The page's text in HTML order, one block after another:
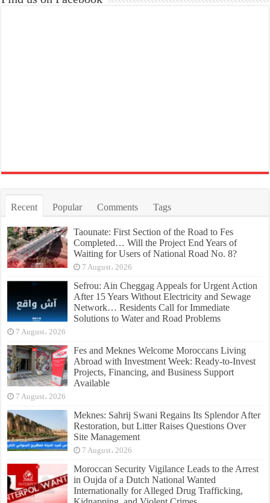
Recent Popular Comments Tags
Taounate: First Section of the Road to Fes
Completed… Will the Project End Years of
Waiting for Users of National Road No. 8?
7 August، 2026
Sefrou: Ain Cheggag Appeals for Urgent Action
After 15 Years Without Electricity and Sewage
Network… Residents Call for Immediate
Solutions to Water and Road Problems
7 August، 2026
Fes and Meknes Welcome Moroccans Living
Abroad with Investment Week: Ready-to-Invest
Projects, Financing, and Business Support
Available
7 August، 2026
Meknes: Sahrij Swani Regains Its Splendor After
Restoration, but Litter Raises Questions Over
Site Management
7 August، 2026
Moroccan Security Vigilance Leads to the Arrest
in Oujda of a Dutch National Wanted
Internationally for Alleged Drug Trafficking,